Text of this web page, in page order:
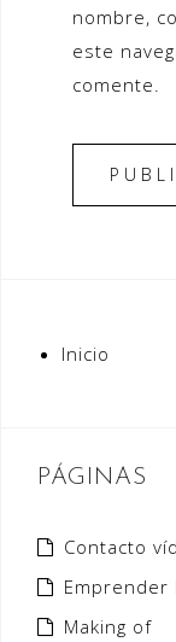
nombre,
este
comente.
Inicio
PÁGINAS
Contacto
Emprender
Making of